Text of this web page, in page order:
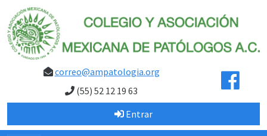
correo@ampatologia.org
(55) 52 12 19 63
Entrar